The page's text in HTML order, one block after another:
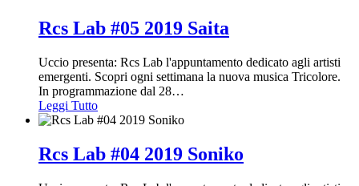
Rcs Lab #05 2019 Saita
Uccio presenta: Rcs Lab l'appuntamento dedicato agli artisti
emergenti. Scopri ogni settimana la nuova musica Tricolore.
In programmazione dal 28…
Leggi Tutto
Rcs Lab #04 2019 Soniko